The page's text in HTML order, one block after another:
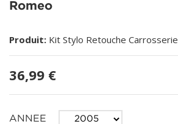
Romeo
Produit: Kit Stylo Retouche Carrosserie
36,99 €
ANNEE